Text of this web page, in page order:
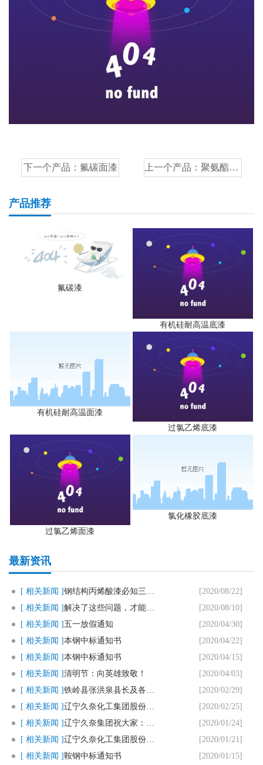
下一个产品： 氟碳面漆 上一个产品： 聚氨酯漆稀释剂
产品推荐
氟碳漆
有机硅耐高温底漆
有机硅耐高温面漆
过氯乙烯底漆
过氯乙烯面漆
氯化橡胶底漆
最新资讯
[ 相关新闻 ]
[2020/08/22]
[ 相关新闻 ]
[2020/08/10]
[ 相关新闻 ] 五一放假通知
[2020/04/30]
[ 相关新闻 ]本钢中标通知书
[2020/04/22]
[ 相关新闻 ]本钢中标通知书
[2020/04/15]
[ 相关新闻 ]清明节：向英雄致敬！
[2020/04/03]
[ 相关新闻 ]
[2020/02/29]
[ 相关新闻 ]
[2020/02/25]
[ 相关新闻 ]
[2020/01/24]
[ 相关新闻 ]
[2020/01/21]
[ 相关新闻 ]鞍钢中标通知书 [2020/01/15]